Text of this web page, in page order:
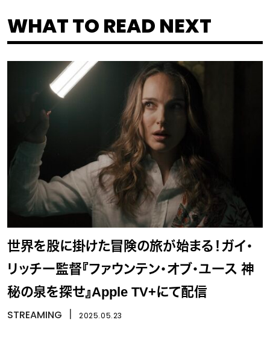
WHAT TO READ NEXT
世界を股に掛けた冒険の旅が始まる！ガイ・
リッチー監督『ファウンテン・オブ・ユース 神
秘の泉を探せ』Apple TV+にて配信
STREAMING 2025.05.23